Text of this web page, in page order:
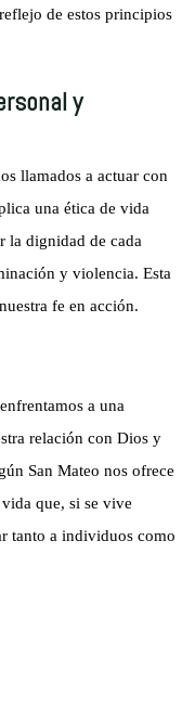
de estos principios
y
llamados a actuar con
una ética de vida
la dignidad de cada
y violencia. Esta
fe en acción.
a una
relación con Dios y
San Mateo nos ofrece
que, si se vive
tanto a individuos como